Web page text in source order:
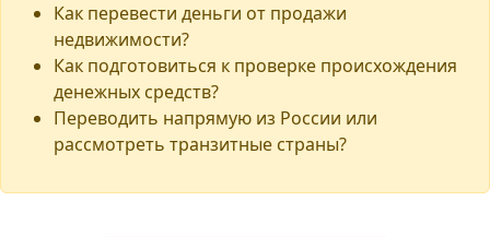
Как перевести деньги от продажи
недвижимости?
Как подготовиться к проверке происхождения
денежных средств?
Переводить напрямую из России или
рассмотреть транзитные страны?